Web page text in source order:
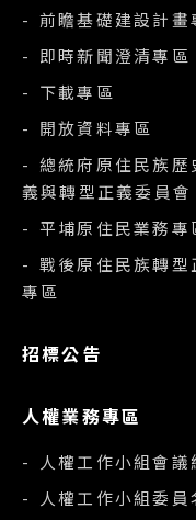
- 前瞻基礎建設計畫
- 即時新聞澄清專區
- 下載專區
- 開放資料專區
- 總統府原住民族歷
義與轉型正義委員會
- 平埔原住民業務專
- 戰後原住民族轉型
專區
招標公告
人權業務專區
- 人權工作小組會議
- 人權工作小組委員